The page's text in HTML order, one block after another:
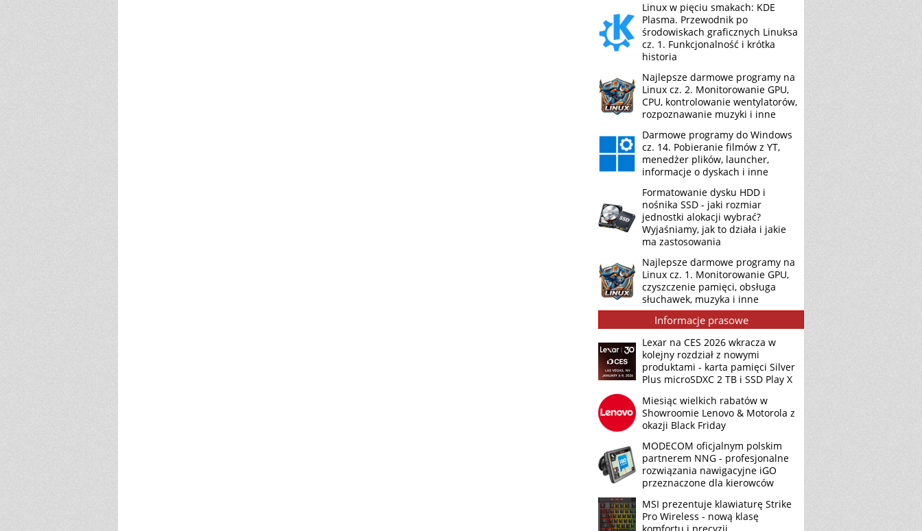
Linux w pięciu smakach: KDE
Plasma. Przewodnik po
środowiskach graficznych Linuksa
cz. 1. Funkcjonalność i krótka
historia
Najlepsze darmowe programy na
Linux cz. 2. Monitorowanie GPU,
CPU, kontrolowanie wentylatorów,
rozpoznawanie muzyki i inne
Darmowe programy do Windows
cz. 14. Pobieranie filmów z YT,
menedżer plików, launcher,
informacje o dyskach i inne
Formatowanie dysku HDD i
nośnika SSD - jaki rozmiar
jednostki alokacji wybrać?
Wyjaśniamy, jak to działa i jakie
ma zastosowania
Najlepsze darmowe programy na
Linux cz. 1. Monitorowanie GPU,
czyszczenie pamięci, obsługa
słuchawek, muzyka i inne
Informacje prasowe
Lexar na CES 2026 wkracza w
kolejny rozdział z nowymi
produktami - karta pamięci Silver
Plus microSDXC 2 TB i SSD Play X
Miesiąc wielkich rabatów w
Showroomie Lenovo & Motorola z
okazji Black Friday
MODECOM oficjalnym polskim
partnerem NNG - profesjonalne
rozwiązania nawigacyjne iGO
przeznaczone dla kierowców
MSI prezentuje klawiaturę Strike
Pro Wireless - nową klasę
komfortu i precyzji